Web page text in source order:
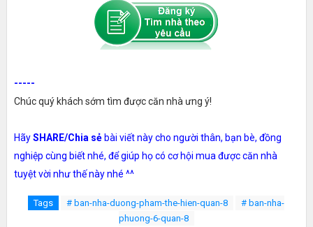
-----
Chúc quý khách sớm tìm được căn nhà ưng ý!
HãySHARE/Chia sẻbài viết này cho người thân, bạn bè, đồng
nghiệp cùng biết nhé, để giúp họ có cơ hội mua được căn nhà
tuyệt vời như thế này nhé ^^
Tags # ban-nha-duong-pham-the-hien-quan-8
# ban-nha-
phuong-6-quan-8